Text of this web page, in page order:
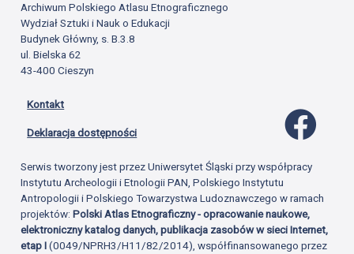
Archiwum Polskiego Atlasu Etnograficznego
Wydział Sztuki i Nauk o Edukacji
Budynek Główny, s. B.3.8
ul. Bielska 62
43-400 Cieszyn
Kontakt
Deklaracja dostępności
Serwis tworzony jest przez Uniwersytet Śląski przy współpracy
Instytutu Archeologii i Etnologii PAN, Polskiego Instytutu
Antropologii i Polskiego Towarzystwa Ludoznawczego w ramach
projektów:Polski Atlas Etnograficzny - opracowanie naukowe,
elektroniczny katalog danych, publikacja zasobów w sieci Internet,
etap I(0049/NPRH3/H11/82/2014), współfinansowanego przez